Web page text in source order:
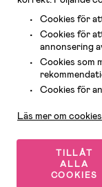
© 2026
Cookies för
Cookies för
annonsering
Cookies som
Cookies för
Läs mer om cookies
TILLÅT
ALLA
COOKIES